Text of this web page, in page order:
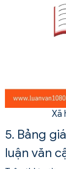
Xã
5. Bảng
luận văn